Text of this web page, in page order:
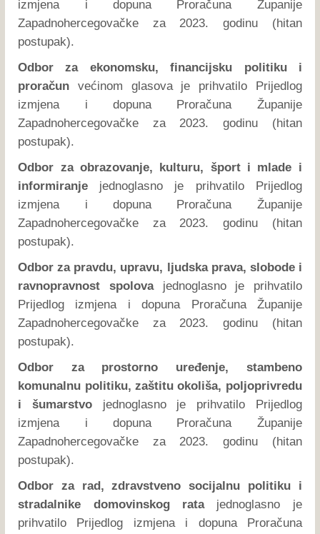
izmjena i dopuna Proračuna Županije
Zapadnohercegovačke za 2023. godinu (hitan
postupak).
Odbor za ekonomsku, financijsku politiku i
proračun većinom glasova je prihvatilo Prijedlog
izmjena i dopuna Proračuna Županije
Zapadnohercegovačke za 2023. godinu (hitan
postupak).
Odbor za obrazovanje, kulturu, šport i mlade i
informiranje jednoglasno je prihvatilo Prijedlog
izmjena i dopuna Proračuna Županije
Zapadnohercegovačke za 2023. godinu (hitan
postupak).
Odbor za pravdu, upravu, ljudska prava, slobode i
ravnopravnost spolovajednoglasno je prihvatilo
Prijedlog izmjena i dopuna Proračuna Županije
Zapadnohercegovačke za 2023. godinu (hitan
postupak).
Odbor za prostorno uređenje, stambeno
komunalnu politiku, zaštitu okoliša, poljoprivredu
i šumarstvojednoglasno je prihvatilo Prijedlog
izmjena i dopuna Proračuna Županije
Zapadnohercegovačke za 2023. godinu (hitan
postupak).
Odbor za rad, zdravstveno socijalnu politiku i
stradalnike domovinskog ratajednoglasno je
prihvatilo Prijedlog izmjena i dopuna Proračuna